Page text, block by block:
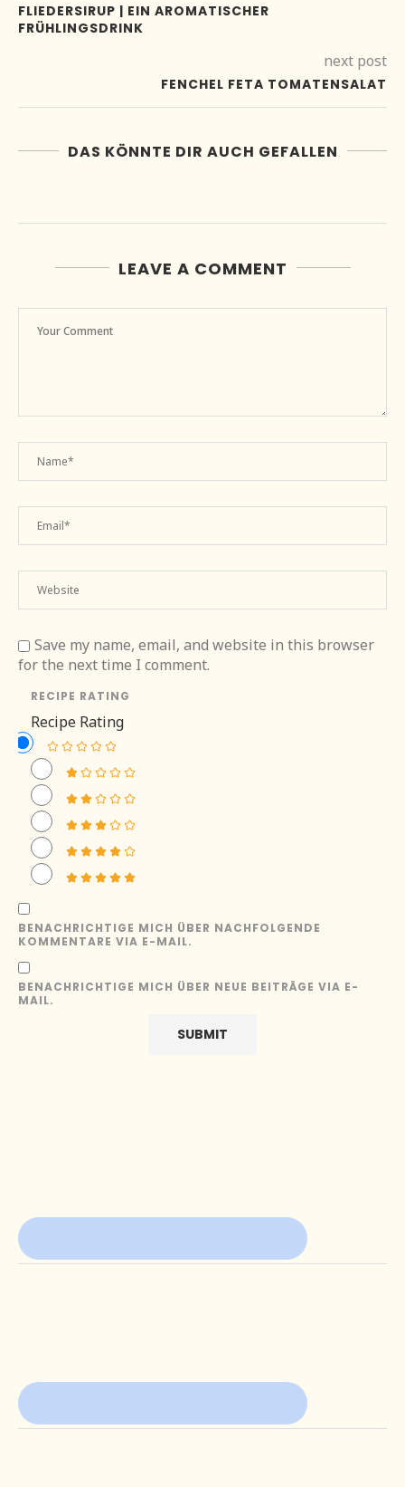
FLIEDERSIRUP | EIN AROMATISCHER
FRÜHLINGSDRINK
next post
FENCHEL FETA TOMATENSALAT
DAS KÖNNTE DIR AUCH GEFALLEN
LEAVE A COMMENT
Save my name, email, and website in this browser
for the next time I comment.
RECIPE RATING
Recipe Rating
BENACHRICHTIGE MICH ÜBER NACHFOLGENDE
KOMMENTARE VIA E-MAIL.
BENACHRICHTIGE MICH ÜBER NEUE BEITRÄGE VIA E-
MAIL.